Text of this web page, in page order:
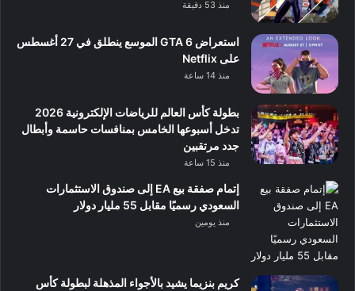
منذ 53 دقيقة
استعراض GTA 6 الموسع ينطلق في 27 أغسطس
على Netflix
منذ 14 ساعة
بطولة كأس العالم للرياضات الإلكترونية 2026
تدخل أسبوعها الخامس بمنافسات حاسمة وأبطال
جدد مرتقبين
منذ 15 ساعة
إتمام صفقة بيع EA إلى صندوق الاستثمارات
السعودي رسميًا مقابل 55 مليار دولار
منذ يومين
كريم بنزيما يشيد بالأجواء المذهلة لبطولة كأس